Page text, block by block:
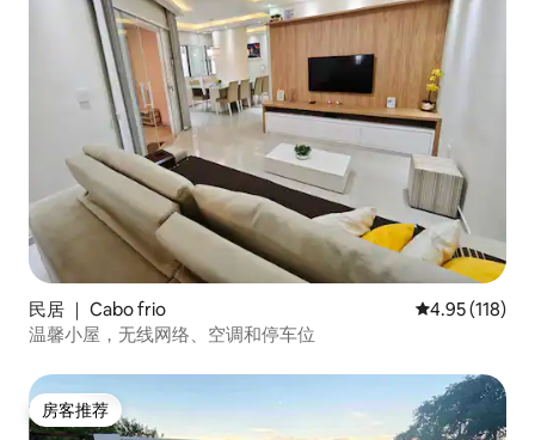
民居 ｜ Cabo frio 平均评分 4.95
4.95 (118)
温馨小屋，无线网络、空调和停车位
房客推荐
房客推荐